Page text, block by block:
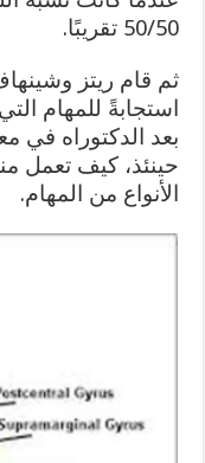
50/50 تقريبًا.
ثم قام ريتز
استجابةً للمهام
بعد الدكتوراه في
حينئذ، كيف تعمل
الأنواع من المهام.